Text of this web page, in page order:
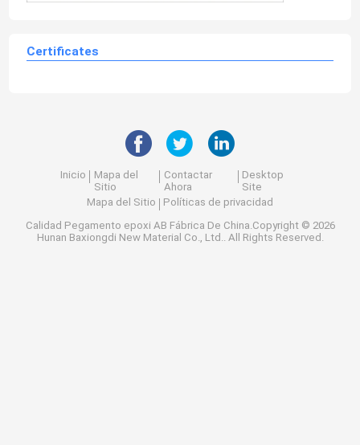
Certificates
Inicio
Mapa del
Sitio
Contactar
Ahora
Desktop
Site
Mapa del Sitio
Políticas de privacidad
Calidad Pegamento epoxi AB Fábrica De China.Copyright © 2026
Hunan Baxiongdi New Material Co., Ltd.. All Rights Reserved.